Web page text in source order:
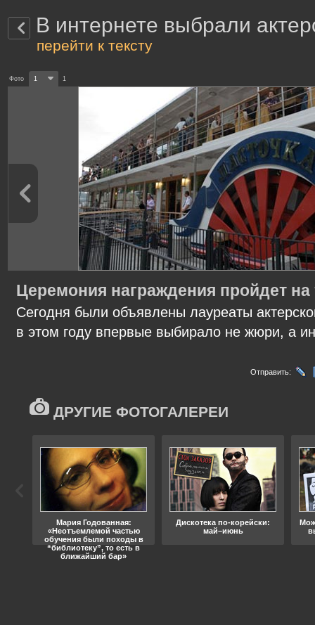
В интернете выбрали
перейти к тексту
Фото 1 1
Церемония награждения пройдет на
Сегодня были объявлены лауреаты
в этом году впервые выбирало не жюри, а
Отправить:
ДРУГИЕ ФОТОГАЛЕРЕИ
Мария Годованная:
«Неотъемлемой частью
обучения были походы в
“библиотеку”, то есть в
ближайший бар»
Дискотека по-корейски:
май–июнь